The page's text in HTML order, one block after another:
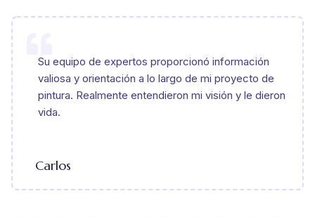
Su equipo de expertos proporcionó información
valiosa y orientación a lo largo de mi proyecto de
pintura. Realmente entendieron mi visión y le dieron
vida.
Carlos